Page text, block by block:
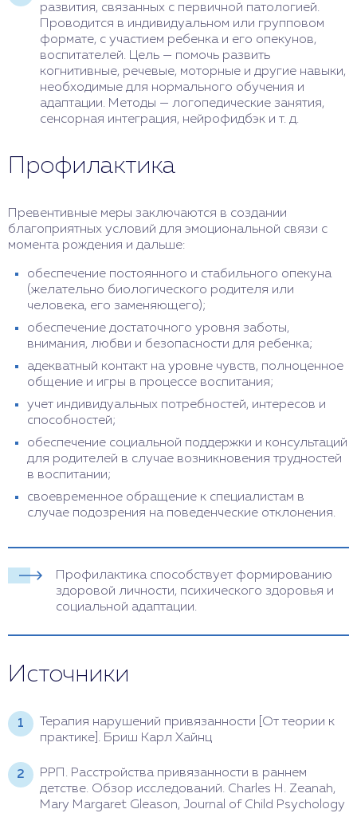
развития, связанных с первичной патологией.
Проводится в индивидуальном или групповом
формате, с участием ребенка и его опекунов,
воспитателей. Цель — помочь развить
когнитивные, речевые, моторные и другие навыки,
необходимые для нормального обучения и
адаптации. Методы — логопедические занятия,
сенсорная интеграция, нейрофидбэк и т. д.
Профилактика
Превентивные меры заключаются в создании
благоприятных условий для эмоциональной связи с
момента рождения и дальше:
обеспечение постоянного и стабильного опекуна
(желательно биологического родителя или
человека, его заменяющего);
обеспечение достаточного уровня заботы,
внимания, любви и безопасности для ребенка;
адекватный контакт на уровне чувств, полноценное
общение и игры в процессе воспитания;
учет индивидуальных потребностей, интересов и
способностей;
обеспечение социальной поддержки и консультаций
для родителей в случае возникновения трудностей
в воспитании;
своевременное обращение к специалистам в
случае подозрения на поведенческие отклонения.
Профилактика способствует формированию
здоровой личности, психического здоровья и
социальной адаптации.
Источники
Терапия нарушений привязанности [От теории к
практике]. Бриш Карл Хайнц
РРП. Расстройства привязанности в раннем
детстве. Обзор исследований. Charles H. Zeanah,
Mary Margaret Gleason, Journal of Child Psychology